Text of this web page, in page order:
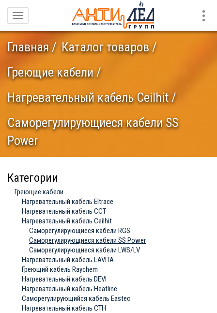
Навигация
Главная
Каталог товаров
Греющие кабели
Нагревательный кабель Ceilhit
Саморегулирующиеся кабели SS
Power
Категории
Греющие кабели
Нагревательный кабель Eltrace
Нагревательный кабель ССТ
Нагревательный кабель Ceilhit
Саморегулирующиеся кабели RGS
Саморегулирующиеся кабели SS Power
Саморегулирующиеся кабели LWS/LV
Нагревательный кабель LAVITA
Греющий кабель Raychem
Нагревательный кабель DEVI
Нагревательный кабель Heatline
Саморегулирующийся кабель Eastec
Нагревательный кабель СТН